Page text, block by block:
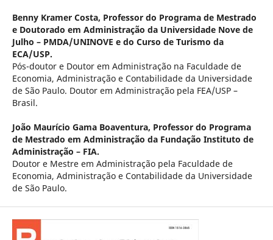
Benny Kramer Costa, Professor do Programa de Mestrado
e Doutorado em Administração da Universidade Nove de
Julho – PMDA/UNINOVE e do Curso de Turismo da
ECA/USP.
Pós-doutor e Doutor em Administração na Faculdade de
Economia, Administração e Contabilidade da Universidade
de São Paulo. Doutor em Administração pela FEA/USP –
Brasil.
João Maurício Gama Boaventura, Professor do Programa
de Mestrado em Administração da Fundação Instituto de
Administração – FIA.
Doutor e Mestre em Administração pela Faculdade de
Economia, Administração e Contabilidade da Universidade
de São Paulo.